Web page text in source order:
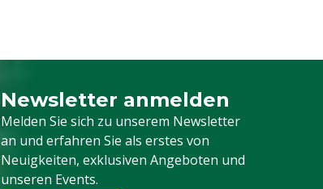
Newsletter anmelden
Melden Sie sich zu unserem Newsletter
an und erfahren Sie als erstes von
Neuigkeiten, exklusiven Angeboten und
unseren Events.
Melden Sie sich für unseren Newsletter